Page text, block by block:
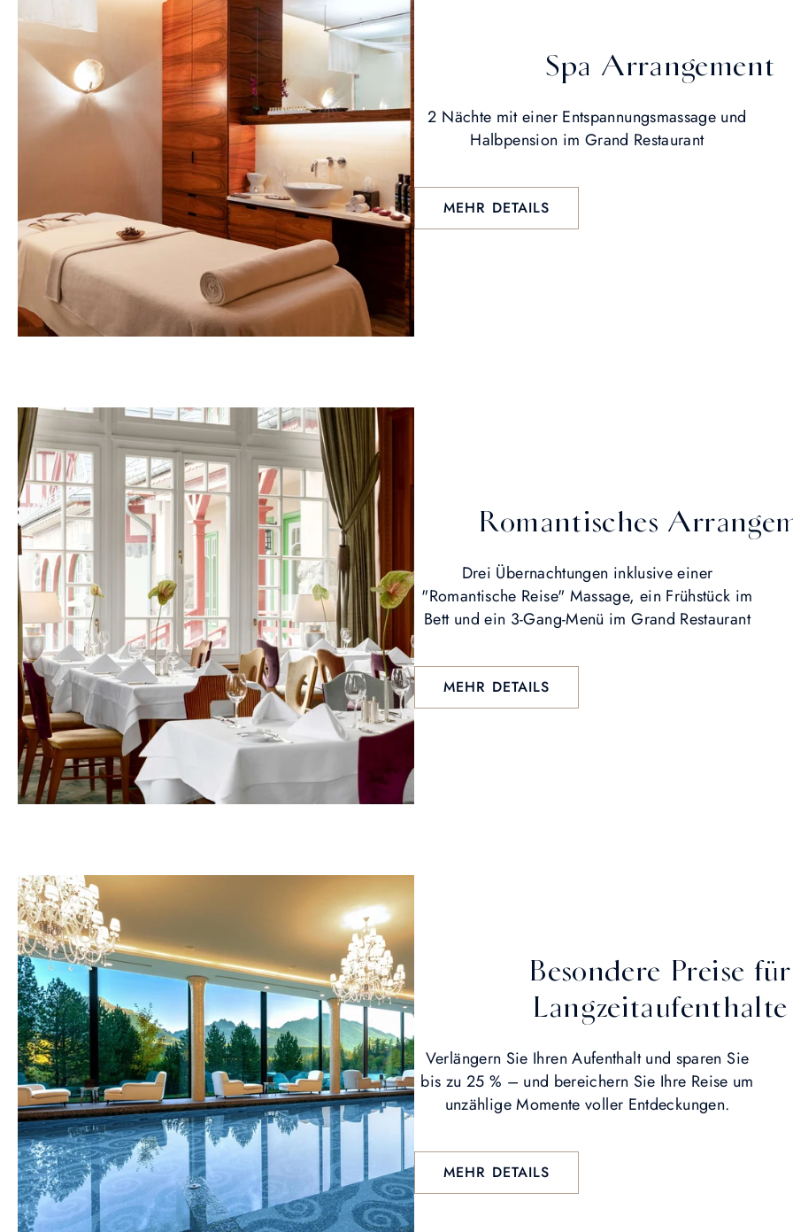
Spa Arrangement
2 Nächte mit einer Entspannungsmassage und
Halbpension im Grand Restaurant
MEHR DETAILS
Romantisches
Drei Übernachtungen inklusive einer
"Romantische Reise" Massage, ein Frühstück im
Bett und ein 3-Gang-Menü im Grand Restaurant
MEHR DETAILS
Besondere Preise für
Langzeitaufenthalte
Verlängern Sie Ihren Aufenthalt und sparen Sie
bis zu 25 % – und bereichern Sie Ihre Reise um
unzählige Momente voller Entdeckungen.
MEHR DETAILS